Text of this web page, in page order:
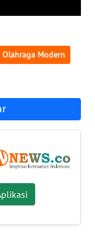
Olahraga Modern